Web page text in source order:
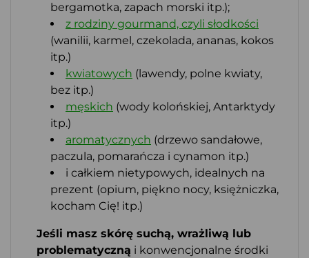
bergamotka, zapach morski itp.);
z rodziny gourmand, czyli słodkości
(wanilii, karmel, czekolada, ananas, kokos
itp.)
kwiatowych (lawendy, polne kwiaty,
bez itp.)
męskich (wody kolońskiej, Antarktydy
itp.)
aromatycznych (drzewo sandałowe,
paczula, pomarańcza i cynamon itp.)
i całkiem nietypowych, idealnych na
prezent (opium, piękno nocy, księżniczka,
kocham Cię! itp.)
Jeśli masz skórę suchą, wrażliwą lub
problematyczną i konwencjonalne środki